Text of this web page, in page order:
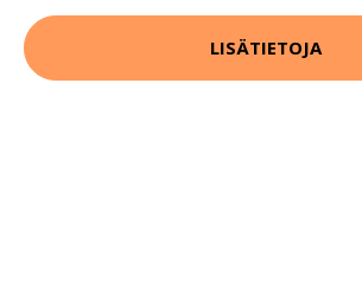
LISÄTIETOJA